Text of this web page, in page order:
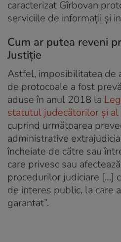
caracterizat Gîrbovan
serviciile de informaţii şi
Cum ar putea reveni
Justiţie
Astfel, imposibilitatea de
de protocoale a fost
aduse în anul 2018 la
statutul judecătorilor şi
cuprind următoarea
administrative
încheiate de către sau
care privesc sau
procedurilor judiciare […]
de interes public, la care
garantat”.